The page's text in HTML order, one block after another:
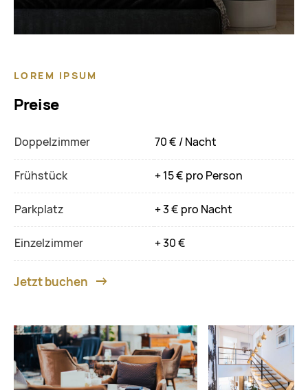
LOREM IPSUM
Preise
Doppelzimmer 70 € / Nacht
Frühstück + 15 € pro Person
Parkplatz + 3 € pro Nacht
Einzelzimmer + 30 €
Jetzt buchen